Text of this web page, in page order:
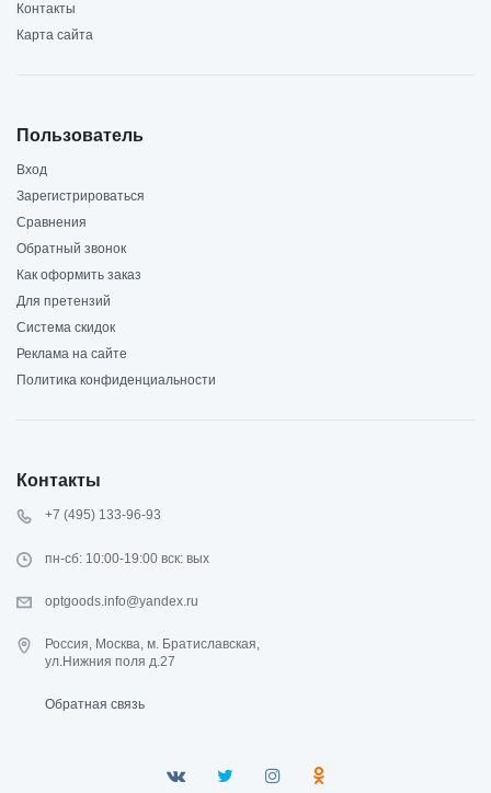
Контакты
Карта сайта
Пользователь
Вход
Зарегистрироваться
Сравнения
Обратный звонок
Как оформить заказ
Для претензий
Система скидок
Реклама на сайте
Политика конфиденциальности
Контакты
+7 (495) 133-96-93
пн-сб: 10:00-19:00 вск: вых
optgoods.info@yandex.ru
Россия, Москва, м. Братиславская,
ул.Нижния поля д.27
Обратная связь